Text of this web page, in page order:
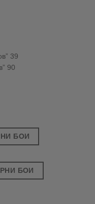
39
90
БОИ
БОИ